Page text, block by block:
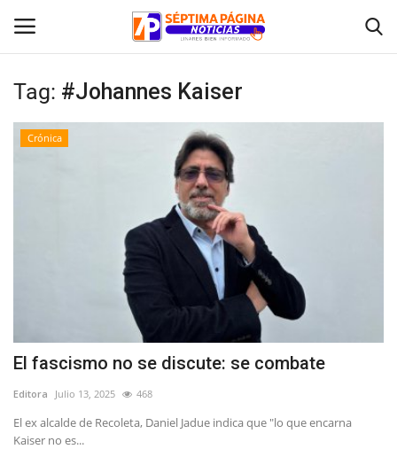
Inicio
Política
Espectáculos
Tag: #Johannes Kaiser
Crónica
El fascismo no se discute: se combate
Editora Julio 13, 2025 468
El ex alcalde de Recoleta, Daniel Jadue indica que "lo que encarna
Kaiser no es...